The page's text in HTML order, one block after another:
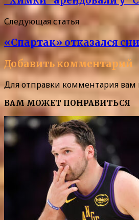
Следующая статья
«Спартак» отказался
Добавить комментарий
Для отправки комментария
ВАМ МОЖЕТ ПОНРАВИТЬСЯ